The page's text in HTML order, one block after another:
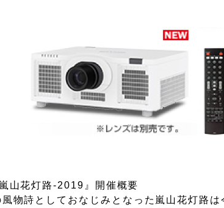
山花灯路-2019』開催概要
物詩としておなじみとなった嵐山花灯路